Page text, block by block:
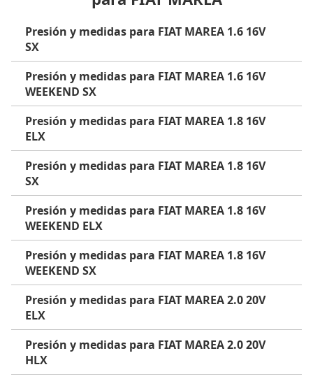
Presión y medidas para FIAT MAREA 1.6 16V
SX
Presión y medidas para FIAT MAREA 1.6 16V
WEEKEND SX
Presión y medidas para FIAT MAREA 1.8 16V
ELX
Presión y medidas para FIAT MAREA 1.8 16V
SX
Presión y medidas para FIAT MAREA 1.8 16V
WEEKEND ELX
Presión y medidas para FIAT MAREA 1.8 16V
WEEKEND SX
Presión y medidas para FIAT MAREA 2.0 20V
ELX
Presión y medidas para FIAT MAREA 2.0 20V
HLX